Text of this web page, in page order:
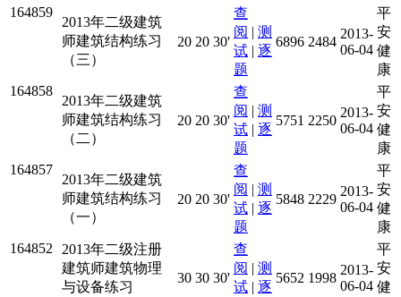
164859
2013年二级建筑
师建筑结构练习
（三）
20 20 30'
查
阅 | 测
试 | 逐
题
6896 2484
2013-
06-04
平
安
健
康
164858
2013年二级建筑
师建筑结构练习
（二）
20 20 30'
查
阅 | 测
试 | 逐
题
5751 2250
2013-
06-04
平
安
健
康
164857
2013年二级建筑
师建筑结构练习
（一）
20 20 30'
查
阅 | 测
试 | 逐
题
5848 2229
2013-
06-04
平
安
健
康
164852
2013年二级注册
建筑师建筑物理
与设备练习
30 30 30'
查
阅 | 测
试 | 逐
5652 1998
2013-
06-04
平
安
健